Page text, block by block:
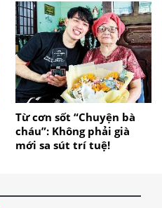
Từ cơn sốt “Chuyện bà
cháu”: Không phải già
mới sa sút trí tuệ!